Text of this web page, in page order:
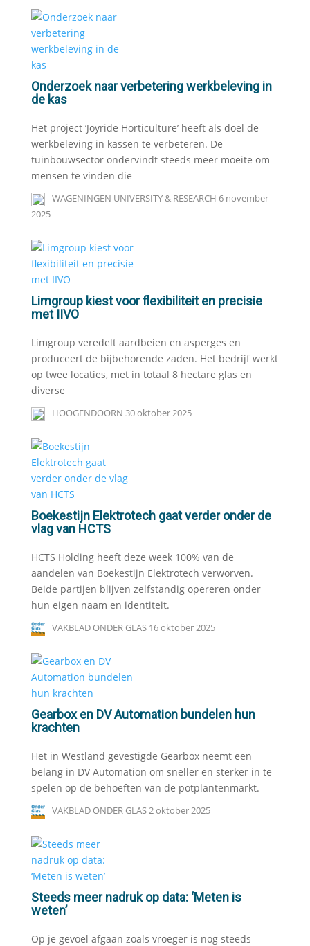
Onderzoek naar verbetering werkbeleving in
de kas
Het project ‘Joyride Horticulture’ heeft als doel de
werkbeleving in kassen te verbeteren. De
tuinbouwsector ondervindt steeds meer moeite om
mensen te vinden die
WAGENINGEN UNIVERSITY & RESEARCH 6 november
2025
Limgroup kiest voor flexibiliteit en precisie
met IIVO
Limgroup veredelt aardbeien en asperges en
produceert de bijbehorende zaden. Het bedrijf werkt
op twee locaties, met in totaal 8 hectare glas en
diverse
HOOGENDOORN 30 oktober 2025
Boekestijn Elektrotech gaat verder onder de
vlag van HCTS
HCTS Holding heeft deze week 100% van de
aandelen van Boekestijn Elektrotech verworven.
Beide partijen blijven zelfstandig opereren onder
hun eigen naam en identiteit.
VAKBLAD ONDER GLAS 16 oktober 2025
Gearbox en DV Automation bundelen hun
krachten
Het in Westland gevestigde Gearbox neemt een
belang in DV Automation om sneller en sterker in te
spelen op de behoeften van de potplantenmarkt.
VAKBLAD ONDER GLAS2 oktober 2025
Steeds meer nadruk op data: ‘Meten is
weten’
Op je gevoel afgaan zoals vroeger is nog steeds